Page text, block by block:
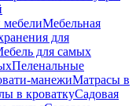
Мебельная
для
для самых
Пеленальные
манежиМатрасы в
в кроваткуСадовая